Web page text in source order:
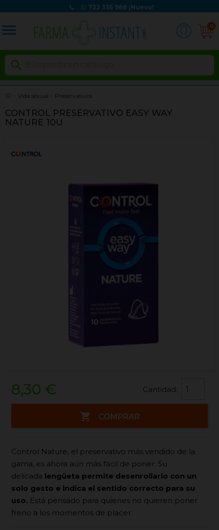
722 335 988 ¡Nuevo!
menu 0

Vida sexual Preservativos
CONTROL PRESERVATIVO EASY WAY
NATURE 10U
8,30 € Cantidad:
 COMPRAR
Control Nature, el preservativo más vendido de la
gama, es ahora aún más fácil de poner. Su
delicada lengüeta permite desenrollarlo con un
solo gesto e indica el sentido correcto para su
uso. Está pensado para quienes no quieren poner
freno a los momentos de placer.